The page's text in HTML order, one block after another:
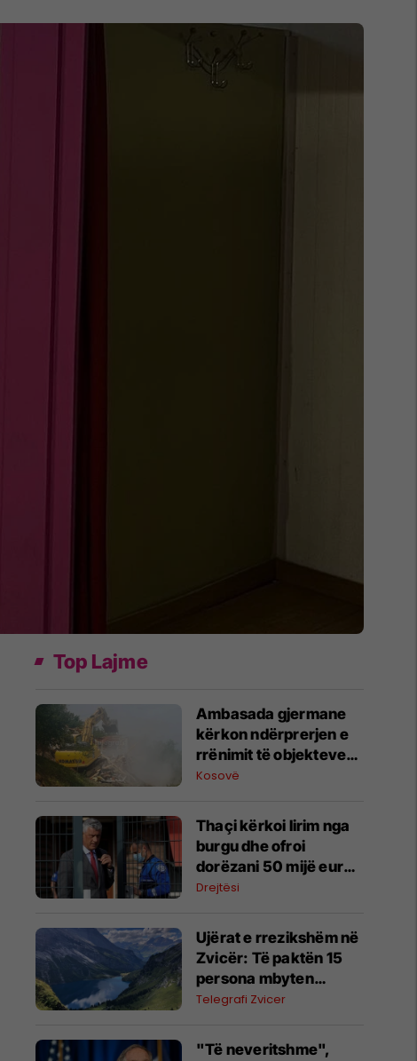
Top Lajme
​Ambasada gjermane
kërkon ndërprerjen e
rrënimit të objekteve
në Ujman
Kosovë
​Thaçi kërkoi lirim nga
burgu dhe ofroi
dorëzani 50 mijë euro,
Prokuroria
Drejtësi
Ujërat e rrezikshëm në
Zvicër: Të paktën 15
persona mbyten
brenda një muaji
Telegrafi Zvicer
"Të neveritshme",